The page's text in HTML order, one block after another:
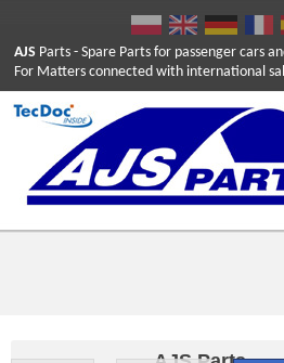
AJS Parts - Spare Parts for passenger cars
For Matters connected with international